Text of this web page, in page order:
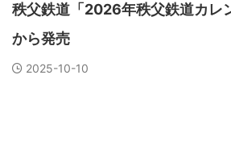
秩父鉄道「2026年秩父鉄道カレ
から発売
2025-10-10